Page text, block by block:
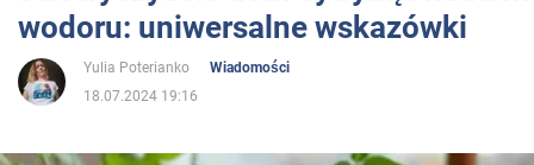
Rozrywka
wodoru: uniwersalne wskazówki
Yulia Poterianko
Wiadomości
18.07.2024 19:16